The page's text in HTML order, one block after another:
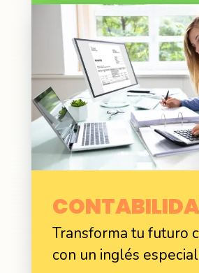
Transforma tu futuro
con un inglés